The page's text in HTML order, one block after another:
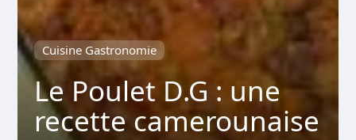
Cuisine Gastronomie
Le Poulet D.G : une
recette camerounaise